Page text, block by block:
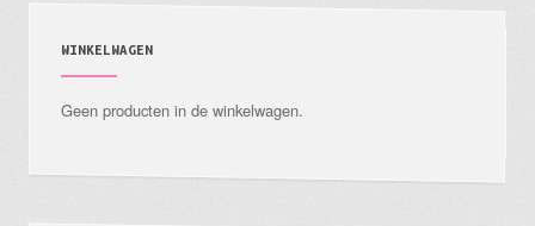
productpagina
WINKELWAGEN
Geen producten in de winkelwagen.